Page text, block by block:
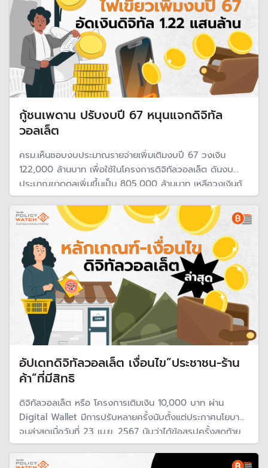
กู้ชนเพดาน ปรับงบปี 67 หนุนแจกดิจิทัล
วอลเล็ต
ครม.เห็นชอบงบประมาณรายจ่ายเพิ่มเติมงบปี 67 วงเงิน
122,000 ล้านบาท เพื่อใช้ในโครงการดิจิทัลวอลเล็ต ดันงบ
ประมาณขาดดุลเพิ่มขึ้นเป็น 805,000 ล้านบาท เหลือวงเงินกู้
ได้เพียงหมื่นล้าน เกือบติดเพดาน
อัปเดทดิจิทัลวอลเล็ต เงื่อนไข”ประชาชน-ร้าน
ค้า”ที่มีสิทธิ
ดิจิทัลวอลเล็ต หรือ โครงการเติมเงิน 10,000 บาท ผ่าน
Digital Wallet มีการปรับหลายครั้งนับตั้งแต่ประกาศนโยบาย
จนล่าสุดเมื่อวันที่ 23 เม.ย. 2567 นับว่าได้ข้อสรุปครั้งสุดท้าย
จากการประชุมครม. โดยมีรายละเอียดออกมา ขณะที่รัฐบาล
ยืนยันประชาชนที่มีสิทธิตามหลักเกณฑ์จะได้ใช้ในไตรมาส 4 ปีนี้